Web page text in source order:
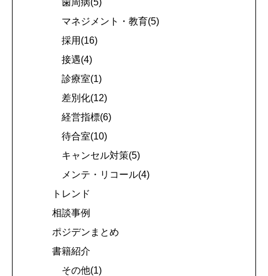
マネジメント・教育(5)
採用(16)
接遇(4)
診療室(1)
差別化(12)
経営指標(6)
待合室(10)
キャンセル対策(5)
メンテ・リコール(4)
トレンド
相談事例
ポジデンまとめ
書籍紹介
その他(1)